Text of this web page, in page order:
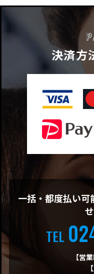
決済方
一括・都度払い可
TEL
【営